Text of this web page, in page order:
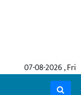
07-08-2026 , Fri